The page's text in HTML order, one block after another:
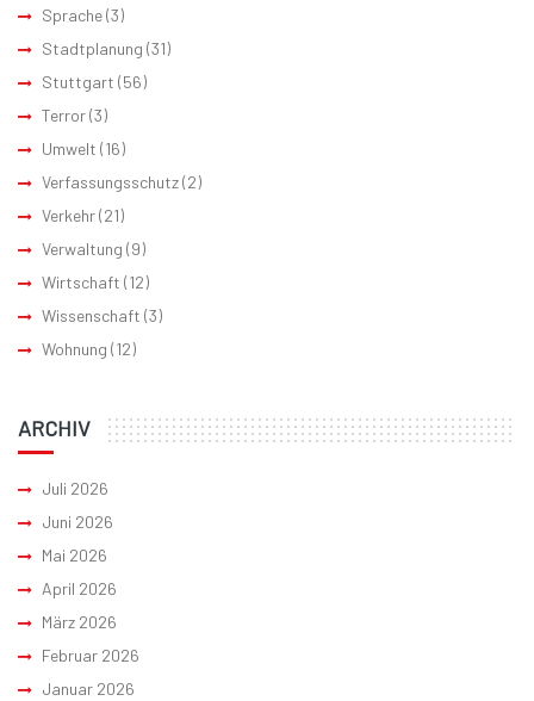
Sprache(3)
Stadtplanung (31)
Stuttgart (56)
Terror(3)
Umwelt (16)
Verfassungsschutz(2)
Verkehr(21)
Verwaltung (9)
Wirtschaft (12)
Wissenschaft (3)
Wohnung (12)
ARCHIV
Juli 2026
Juni 2026
Mai 2026
April 2026
März 2026
Februar 2026
Januar 2026